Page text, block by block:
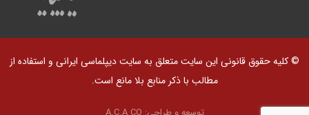
© کلیه حقوق قانونی این سایت متعلق به سایت دیپلماسی ایرانی و استفاده از
مطالب با ذکر منابع بلا مانع است.